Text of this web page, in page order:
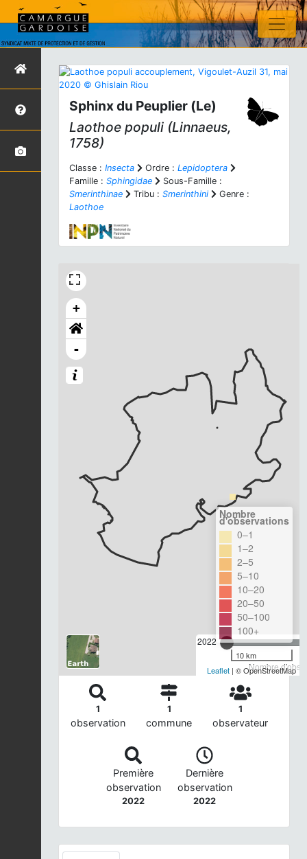
Sphinx du Peuplier (Le)
Laothoe populi (Linnaeus,
1758)
Classe : Insecta Ordre : Lepidoptera
Famille : Sphingidae
Sous-Famille :
Smerinthinae
Tribu : Smerinthini
Genre :
Laothoe
+
-
2022
Nombre
Nombre
d'observations
0–1
1–2
2–5
5–10
10–20
20–50
50–100
100+
10 km
Leaflet | © OpenStreetMap
1
observation
1
commune
1
observateur
Première
observation
2022
Dernière
observation
2022